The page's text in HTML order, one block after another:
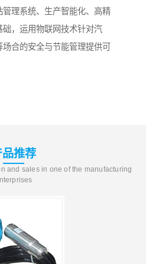
理系统、生产智能化、高精
，运用物联网技术针对汽
合的安全与节能管理提供可
品推荐
and sales in one of the manufacturing